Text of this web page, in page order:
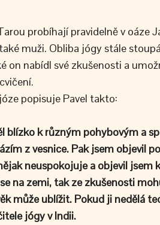
probíhají pravidelně v oáze
muži. Obliba jógy stále
on nabídl své zkušenosti a
popisuje Pavel takto:
blízko k různým pohybovým a
z vesnice. Pak jsem objevil
neuspokojuje a objevil jsem
na zemi, tak ze zkušenosti
může ublížit. Pokud ji nedělá
jógy v Indii.